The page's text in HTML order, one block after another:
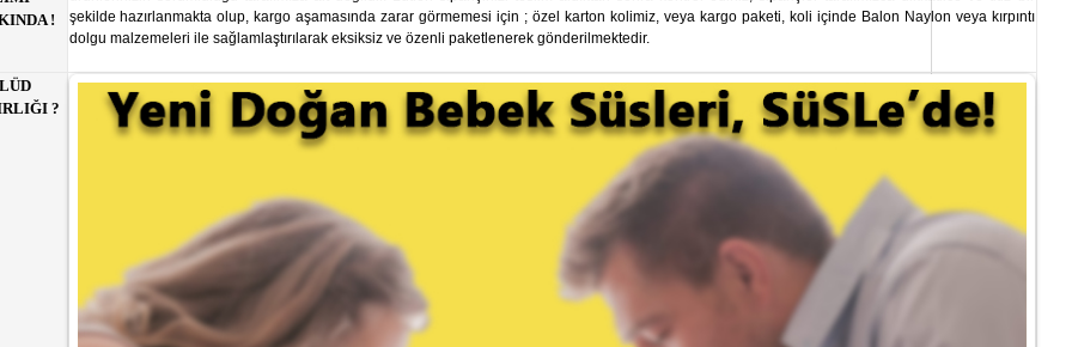
!
şekilde hazırlanmakta olup, kargo aşamasında zarar görmemesi için ; özel karton kolimiz, veya kargo paketi, koli içinde Balon Naylon veya kırpıntı
dolgu malzemeleri ile sağlamlaştırılarak eksiksiz ve özenli paketlenerek gönderilmektedir.
?